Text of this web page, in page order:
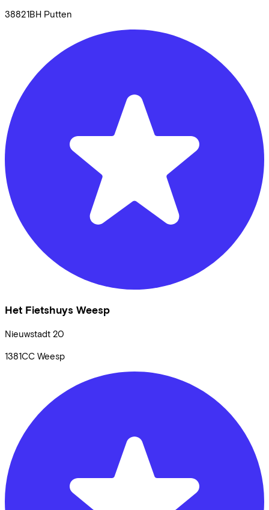
38821BH Putten
Het Fietshuys Weesp
Nieuwstadt 20
1381CC Weesp